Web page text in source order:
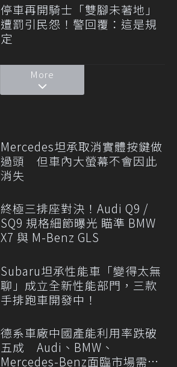
停車再開騎士「雙腳未著地」
遭罰引民怨！警回覆：這是規
定
More
Mercedes坦承取消實體按鍵做
過頭 但車內大螢幕不會因此
消失
終極三排座對決！Audi Q9 /
SQ9 規格細節曝光 瞄準 BMW
X7 與 M-Benz GLS
Subaru坦承性能車「變得太無
聊」成立全新性能部門，三款
手排跑車開發中！
德系車廠中國產能利用率跌破
五成 Audi、BMW、
Mercedes-Benz面臨市場需求